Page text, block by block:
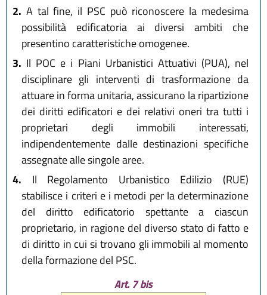
2. A tal fine, il PSC può riconoscere la medesima
possibilità edificatoria ai diversi ambiti che
presentino caratteristiche omogenee.
3. Il POC e i Piani Urbanistici Attuativi (PUA), nel
disciplinare gli interventi di trasformazione da
attuare in forma unitaria, assicurano la ripartizione
dei diritti edificatori e dei relativi oneri tra tutti i
proprietari degli immobili interessati,
indipendentemente dalle destinazioni specifiche
assegnate alle singole aree.
4. Il Regolamento Urbanistico Edilizio (RUE)
stabilisce i criteri e i metodi per la determinazione
del diritto edificatorio spettante a ciascun
proprietario, in ragione del diverso stato di fatto e
di diritto in cui si trovano gli immobili al momento
della formazione del PSC.
Art. 7 bis